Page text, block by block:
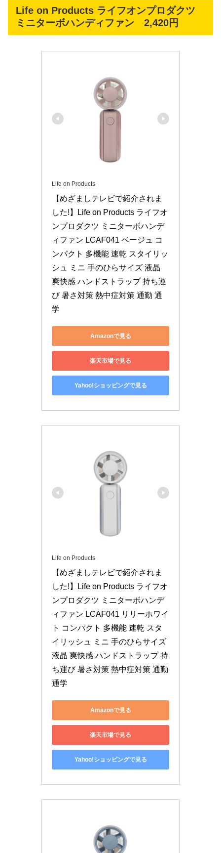
Life on Products ライフオンプロダクツ
ミニターボハンディファン 2,420円
Life on Products
【めざましテレビで紹介されま
した!】Life on Products ライフオ
ンプロダクツ ミニターボハンデ
ィファン LCAF041 ベージュ コ
ンパクト 多機能 速乾 スタイリッ
シュ ミニ 手のひらサイズ 液晶
爽快感 ハンドストラップ 持ち運
び 暑さ対策 熱中症対策 通勤 通
学
Amazonで見る
楽天市場で見る
Yahoo!ショッピングで見る
Life on Products
【めざましテレビで紹介されま
した!】Life on Products ライフオ
ンプロダクツ ミニターボハンデ
ィファン LCAF041 リリーホワイ
ト コンパクト 多機能 速乾 スタ
イリッシュ ミニ 手のひらサイズ
液晶 爽快感 ハンドストラップ 持
ち運び 暑さ対策 熱中症対策 通勤
通学
Amazonで見る
楽天市場で見る
Yahoo!ショッピングで見る